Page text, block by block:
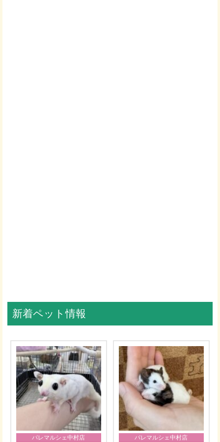
新着ペット情報
パレマルシェ中村店
パレマルシェ中村店